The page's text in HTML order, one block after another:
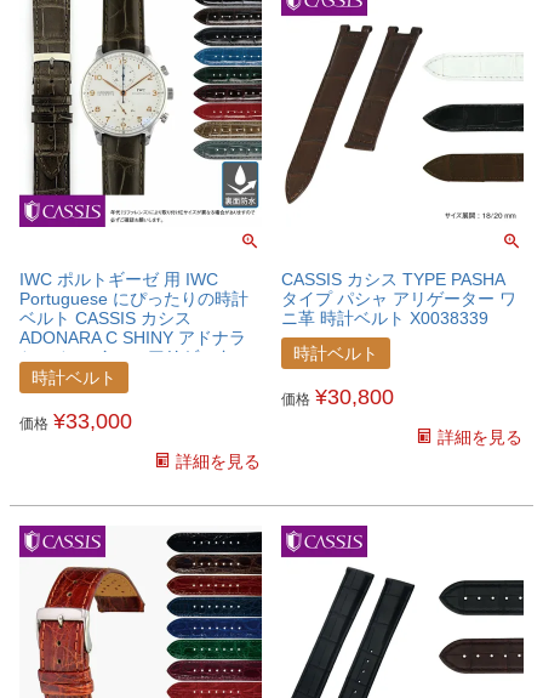
IWC ポルトギーゼ 用 IWC
Portuguese にぴったりの時計
ベルト CASSIS カシス
ADONARA C SHINY アドナラ
シー シャイニー アリゲーター
ワニ革 時計ベルト
U0036B68IWCPTS
時計ベルト
価格 ¥33,000
詳細を見る
CASSIS カシス TYPE PASHA
タイプ パシャ アリゲーター ワ
ニ革 時計ベルト X0038339
時計ベルト
価格 ¥30,800
詳細を見る